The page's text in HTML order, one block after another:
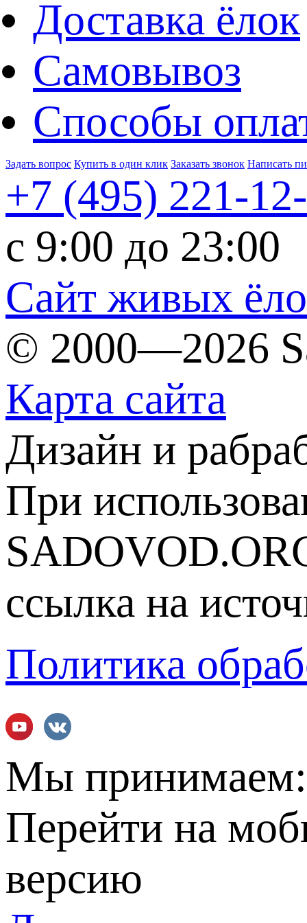
Доставка ёлок
Самовывоз
Способы
Задать вопрос Купить в один клик Заказать звонок Написать
+7 (495) 221-
c 9:00 до 23:00
Сайт живых
© 2000—2026
Карта сайта
Дизайн и
При
ссылка на
Политика
Мы
Перейти на
версию